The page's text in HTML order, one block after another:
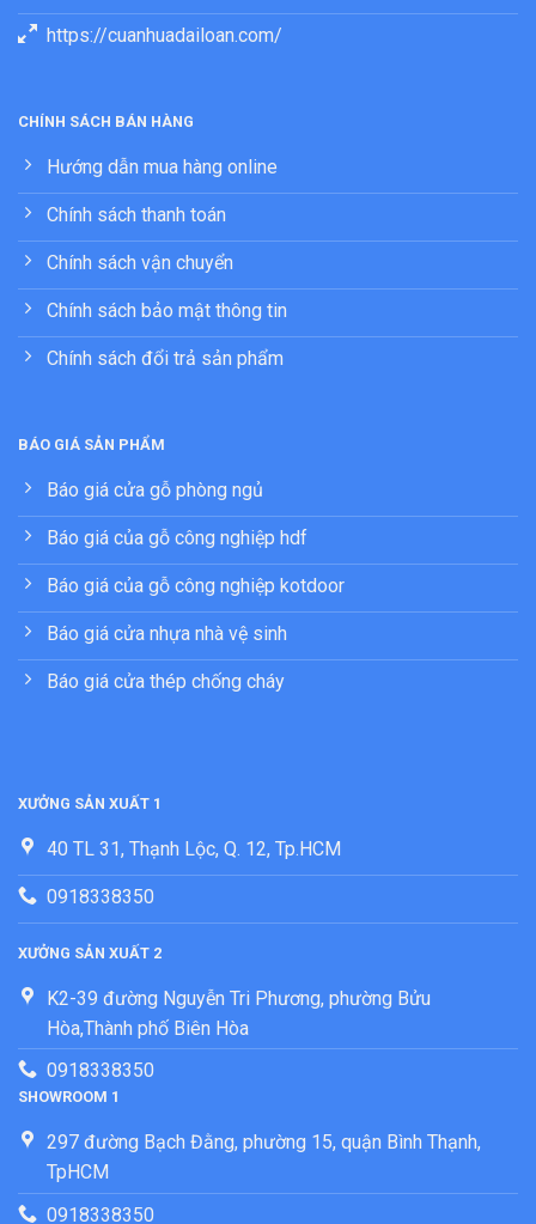
https://cuanhuadailoan.com/
CHÍNH SÁCH BÁN HÀNG
Hướng dẫn mua hàng online
Chính sách thanh toán
Chính sách vận chuyển
Chính sách bảo mật thông tin
Chính sách đổi trả sản phẩm
BÁO GIÁ SẢN PHẨM
Báo giá cửa gỗ phòng ngủ
Báo giá của gỗ công nghiệp hdf
Báo giá của gỗ công nghiệp kotdoor
Báo giá cửa nhựa nhà vệ sinh
Báo giá cửa thép chống cháy
XƯỞNG SẢN XUẤT 1
40 TL 31, Thạnh Lộc, Q. 12, Tp.HCM
0918338350
XƯỞNG SẢN XUẤT 2
K2-39 đường Nguyễn Tri Phương, phường Bửu
Hòa,Thành phố Biên Hòa
0918338350
SHOWROOM 1
297 đường Bạch Đằng, phường 15, quận Bình Thạnh,
TpHCM
0918338350